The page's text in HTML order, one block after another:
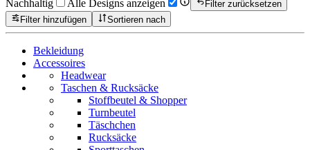
Nachhaltig Alle Designs anzeigen
Filter zurücksetzen
Filter hinzufügen
Sortieren nach
Bekleidung
Accessoires
Headwear
Taschen & Rucksäcke
Stoffbeutel & Shopper
Turnbeutel
Täschchen
Rucksäcke